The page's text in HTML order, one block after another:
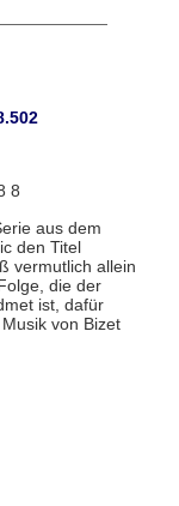
8
aus dem
den Titel
vermutlich allein
die der
ist, dafür
von Bizet